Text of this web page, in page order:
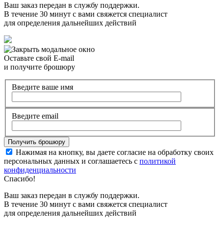
Ваш заказ передан в службу поддержки.
В течение 30 минут с вами свяжется специалист
для определения дальнейших действий
Оставьте свой E-mail
и получите брошюру
Введите ваше имя
Введите email
Нажимая на кнопку, вы даете согласие на обработку своих
персональных данных и соглашаетесь с политикой
конфиденциальности
Спасибо!
Ваш заказ передан в службу поддержки.
В течение 30 минут с вами свяжется специалист
для определения дальнейших действий